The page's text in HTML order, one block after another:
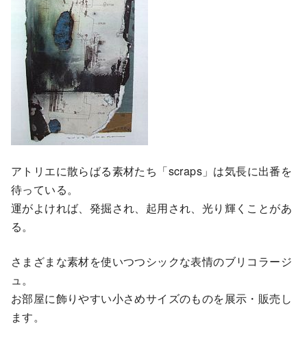
アトリエに散らばる素材たち「scraps」は気長に出番を
待っている。
運がよければ、発掘され、起用され、光り輝くことがあ
る。
さまざまな素材を使いつつシックな表情のブリコラージ
ュ。
お部屋に飾りやすい小さめサイズのものを展示・販売し
ます。